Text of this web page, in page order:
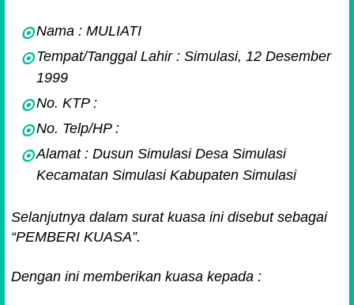
Nama : MULIATI
Tempat/Tanggal Lahir : Simulasi, 12 Desember
1999
No. KTP :
No. Telp/HP :
Alamat : Dusun Simulasi Desa Simulasi
Kecamatan Simulasi Kabupaten Simulasi
Selanjutnya dalam surat kuasa ini disebut sebagai
“PEMBERI KUASA”.
Dengan ini memberikan kuasa kepada :